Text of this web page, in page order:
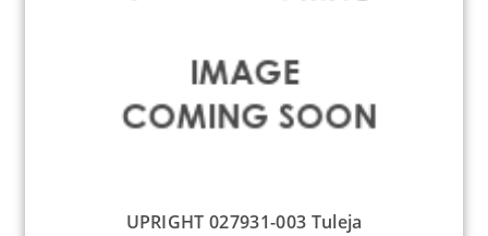
UPRIGHT 027931-003 Tuleja